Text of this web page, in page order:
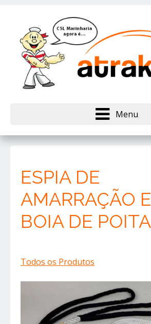
Menu
ESPIA DE
AMARRAÇÃO
BOIA DE POITA
Todos os Produtos